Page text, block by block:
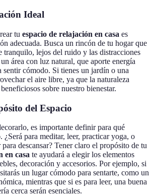
Ideal
tu espacio de relajación en casa es
adecuada. Busca un rincón de tu hogar que
tranquilo, lejos del ruido y las distracciones
área con luz natural, que aporte energía
sentir cómodo. Si tienes un jardín o una
el aire libre, ya que la naturaleza
sobre nuestro bienestar.
del Espacio
es importante definir para qué
¿Será para meditar, leer, practicar yoga, o
descansar? Tener claro el propósito de tu
en casa te ayudará a elegir los elementos
decoración y accesorios. Por ejemplo, si
un lugar cómodo para sentarte, como un
mientras que si es para leer, una buena
cerca serán esenciales.